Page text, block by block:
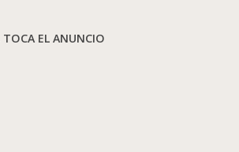
TOCA EL ANUNCIO